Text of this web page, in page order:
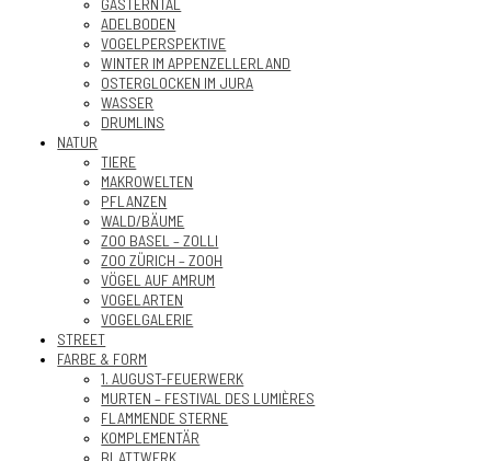
GASTERNTAL
ADELBODEN
VOGELPERSPEKTIVE
WINTER IM APPENZELLERLAND
OSTERGLOCKEN IM JURA
WASSER
DRUMLINS
NATUR
TIERE
MAKROWELTEN
PFLANZEN
WALD/BÄUME
ZOO BASEL – ZOLLI
ZOO ZÜRICH – ZOOH
VÖGEL AUF AMRUM
VOGELARTEN
VOGELGALERIE
STREET
FARBE & FORM
1. AUGUST-FEUERWERK
MURTEN – FESTIVAL DES LUMIÈRES
FLAMMENDE STERNE
KOMPLEMENTÄR
BLATTWERK